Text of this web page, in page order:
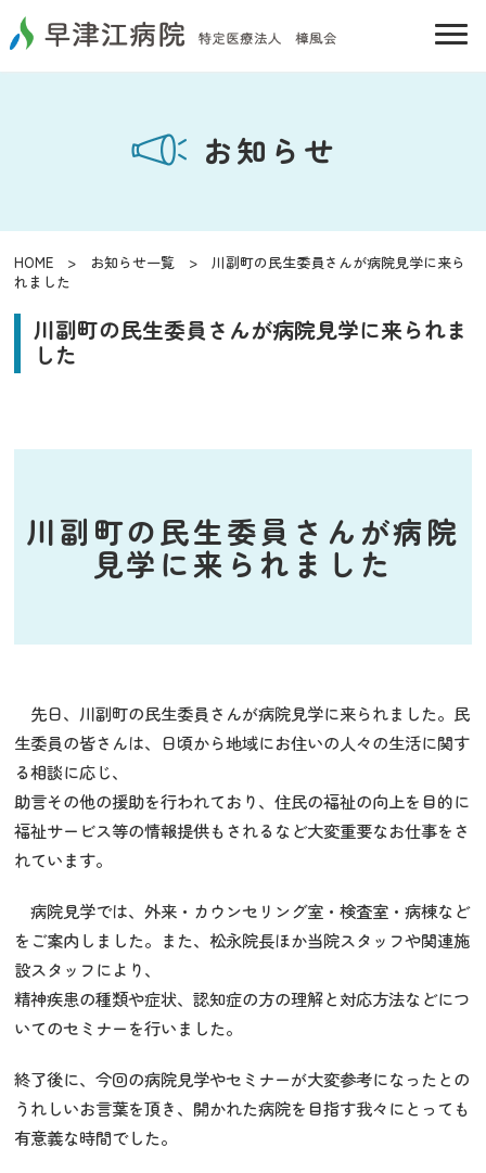
お知らせ
HOME > お知らせ一覧 > 川副町の民生委員さんが病院見学に来ら
れました
川副町の民生委員さんが病院見学に来られま
した
川副町の民生委員さんが病院
見学に来られました
先日、川副町の民生委員さんが病院見学に来られました。民
生委員の皆さんは、日頃から地域にお住いの人々の生活に関す
る相談に応じ、
助言その他の援助を行われており、住民の福祉の向上を目的に
福祉サービス等の情報提供もされるなど大変重要なお仕事をさ
れています。
病院見学では、外来・カウンセリング室・検査室・病棟など
をご案内しました。また、松永院長ほか当院スタッフや関連施
設スタッフにより、
精神疾患の種類や症状、認知症の方の理解と対応方法などにつ
いてのセミナーを行いました。
終了後に、今回の病院見学やセミナーが大変参考になったとの
うれしいお言葉を頂き、開かれた病院を目指す我々にとっても
有意義な時間でした。